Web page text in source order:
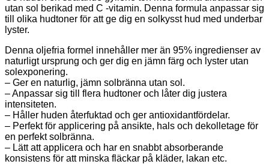
utan sol berikad med C -vitamin. Denna formula anpassar sig
till olika hudtoner för att ge dig en solkysst hud med underbar
lyster.
Denna oljefria formel innehåller mer än 95% ingredienser av
naturligt ursprung och ger dig en jämn färg och lyster utan
solexponering.
– Ger en naturlig, jämn solbränna utan sol.
– Anpassar sig till flera hudtoner och låter dig justera
intensiteten.
– Håller huden återfuktad och ger antioxidantfördelar.
– Perfekt för applicering på ansikte, hals och dekolletage för
en perfekt solbränna.
– Lätt att applicera och har en snabbt absorberande
konsistens för att minska fläckar på kläder, lakan etc.